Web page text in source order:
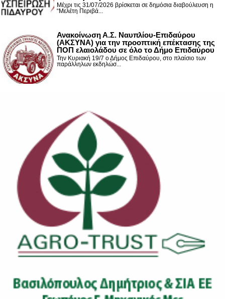
Μέχρι τις 31/07/2026 βρίσκεται σε δημόσια διαβούλευση η
“Μελέτη Περιβά...
Ανακοίνωση Α.Σ. Ναυπλίου-Επιδαύρου
(ΑΚΣΥΝΑ) για την προοπτική επέκτασης της
ΠΟΠ ελαιολάδου σε όλο το Δήμο Επιδαύρου
Την Κυριακή 19/7 ο Δήμος Επιδαύρου, στο πλαίσιο των
παράλληλων εκδηλώσ...